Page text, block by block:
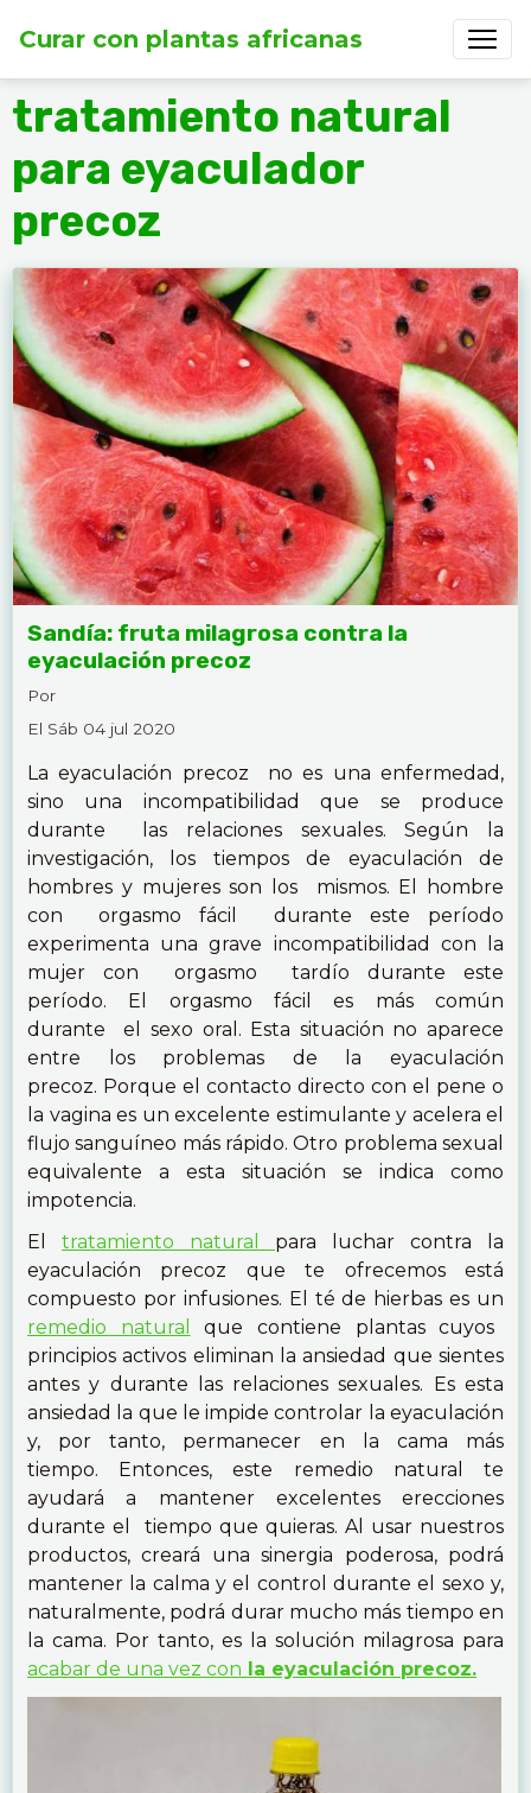
Curar con plantas africanas
tratamiento natural
para eyaculador
precoz
Sandía: fruta milagrosa contra la
eyaculación precoz
Por
El Sáb 04 jul 2020
La eyaculación precoz no es una enfermedad,
sino una incompatibilidad que se produce
durante las relaciones sexuales. Según la
investigación, los tiempos de eyaculación de
hombres y mujeres son los mismos. El hombre
con orgasmo fácil durante este período
experimenta una grave incompatibilidad con la
mujer con orgasmo tardío durante este
período. El orgasmo fácil es más común
durante el sexo oral. Esta situación no aparece
entre los problemas de la eyaculación
precoz. Porque el contacto directo con el pene o
la vagina es un excelente estimulante y acelera el
flujo sanguíneo más rápido. Otro problema sexual
equivalente a esta situación se indica como
impotencia.
El tratamiento natural para luchar contra la
eyaculación precoz que te ofrecemos está
compuesto por infusiones. El té de hierbas es un
remedio natural
que contiene plantas cuyos
principios activos eliminan la ansiedad que sientes
antes y durante las relaciones sexuales. Es esta
ansiedad la que le impide controlar la eyaculación
y, por tanto, permanecer en la cama más
tiempo. Entonces, este remedio natural te
ayudará a mantener excelentes erecciones
durante el tiempo que quieras. Al usar nuestros
productos, creará una sinergia poderosa, podrá
mantener la calma y el control durante el sexo y,
naturalmente, podrá durar mucho más tiempo en
la cama. Por tanto, es la solución milagrosa para
acabar de una vez con la eyaculación precoz.